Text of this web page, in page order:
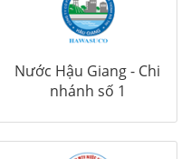
Nước Hậu Giang - Chi
nhánh số 1